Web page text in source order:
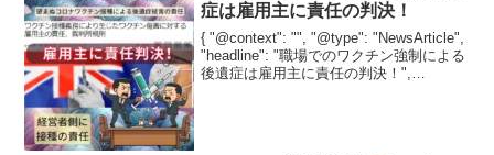
症は雇用主に責任の判決！
{ "@context": "", "@type": "NewsArticle",
"headline": "職場でのワクチン強制による
後遺症は雇用主に責任の判決！",